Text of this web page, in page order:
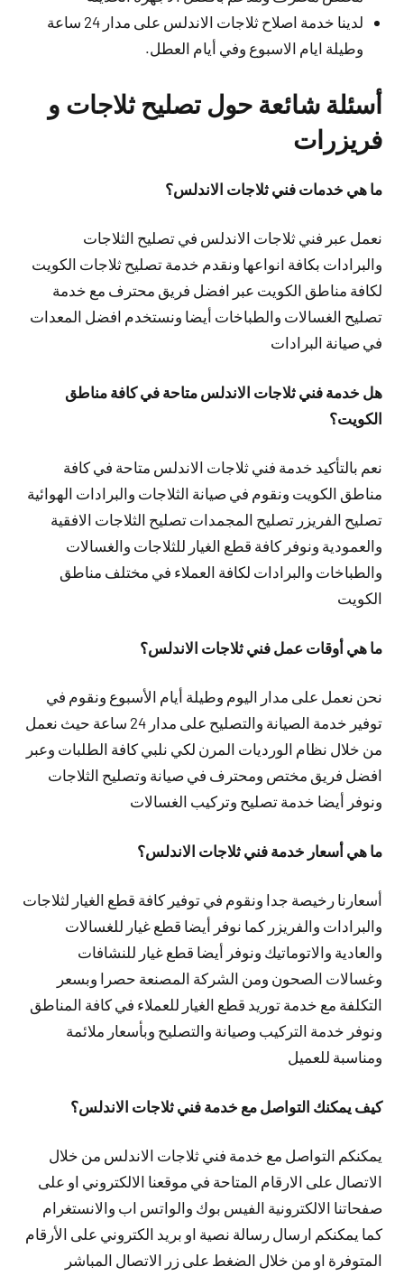
لدينا خدمة اصلاح ثلاجات الاندلس على مدار 24 ساعة
وطيلة ايام الاسبوع وفي أيام العطل.
أسئلة شائعة حول تصليح ثلاجات و
فريزرات
ما هي خدمات فني ثلاجات الاندلس؟
نعمل عبر فني ثلاجات الاندلس في تصليح الثلاجات
والبرادات بكافة انواعها ونقدم خدمة تصليح ثلاجات الكويت
لكافة مناطق الكويت عبر افضل فريق محترف مع خدمة
تصليح الغسالات والطباخات أيضا ونستخدم افضل المعدات
في صيانة البرادات
هل خدمة فني ثلاجات الاندلس متاحة في كافة مناطق
الكويت؟
نعم بالتأكيد خدمة فني ثلاجات الاندلس متاحة في كافة
مناطق الكويت ونقوم في صيانة الثلاجات والبرادات الهوائية
تصليح الفريزر تصليح المجمدات تصليح الثلاجات الافقية
والعمودية ونوفر كافة قطع الغيار للثلاجات والغسالات
والطباخات والبرادات لكافة العملاء في مختلف مناطق
الكويت
ما هي أوقات عمل فني ثلاجات الاندلس؟
نحن نعمل على مدار اليوم وطيلة أيام الأسبوع ونقوم في
توفير خدمة الصيانة والتصليح على مدار 24 ساعة حيث نعمل
من خلال نظام الورديات المرن لكي نلبي كافة الطلبات وعبر
افضل فريق مختص ومحترف في صيانة وتصليح الثلاجات
ونوفر أيضا خدمة تصليح وتركيب الغسالات
ما هي أسعار خدمة فني ثلاجات الاندلس؟
أسعارنا رخيصة جدا ونقوم في توفير كافة قطع الغيار لثلاجات
والبرادات والفريزر كما نوفر أيضا قطع غيار للغسالات
والعادية والاتوماتيك ونوفر أيضا قطع غيار للنشافات
وغسالات الصحون ومن الشركة المصنعة حصرا وبسعر
التكلفة مع خدمة توريد قطع الغيار للعملاء في كافة المناطق
ونوفر خدمة التركيب وصيانة والتصليح وبأسعار ملائمة
ومناسبة للعميل
كيف يمكنك التواصل مع خدمة فني ثلاجات الاندلس؟
يمكنكم التواصل مع خدمة فني ثلاجات الاندلس من خلال
الاتصال على الارقام المتاحة في موقعنا الالكتروني او على
صفحاتنا الالكترونية الفيس بوك والواتس اب والانستغرام
كما يمكنكم ارسال رسالة نصية او بريد الكتروني على الأرقام
المتوفرة او من خلال الضغط على زر الاتصال المباشر